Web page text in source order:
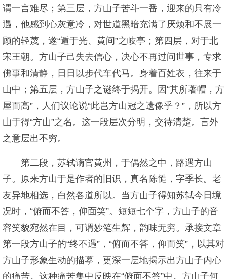
谓一言难尽；第三层，方山子苦斗一番，迎来的只有冷
遇，他感到心灰意冷，对世道黑暗充满了厌烦和不展一
顾的轻蔑，遂“遁于光、黄间”之岐亭；第四层，对于北
宋王朝。方山子己失去信心，决心不再过问世事，专求
佛事和清静，日日以步代车代马。身着百姓衣，往来于
山中；第五层，方山子之谜终于揭开。因“其所著帽，方
屋而高”，人们议论说“此岂方山冠之遗像乎？”，所以方
山于得“方山”之名。这一段层次分明，交待清楚。言外
之意层出不穷。
第二段，苏轼谪官黄州，于偶然之中，路遇方山
子。原来方山于是作者的旧识，真名陈慥，字季长。老
友异地相选，白然各道所以。当方山子得知苏轼今日境
况时，“俯而不答，仰面笑”。短短七个字，方山子的音
容笑貌宛然在目，可谓妙笔生辉，韵味无穷。承接文章
第一段方山子的“终不遇”，“俯而不答，仰而笑”，以其对
方山子形象生动的描摹，更深一层地揭示出方山子内心
的痛苦。这种痛苦集中反映在“俯面不答”中。方山子何